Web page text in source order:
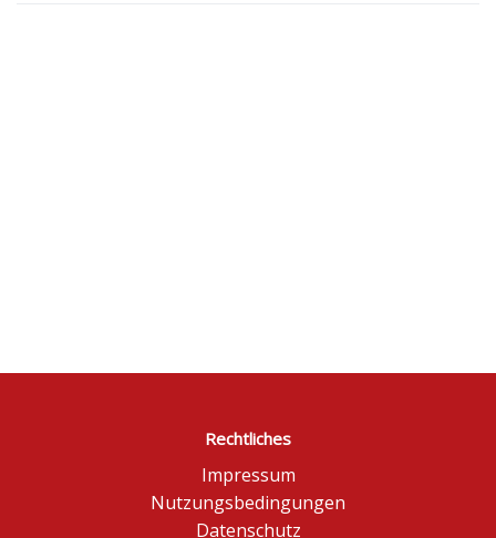
Rechtliches
Impressum
Nutzungsbedingungen
Datenschutz